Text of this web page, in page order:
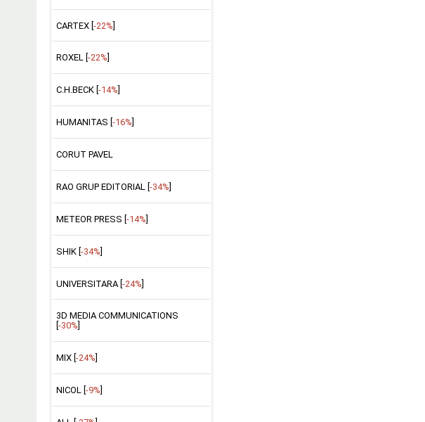
CARTEX [-22%]
ROXEL [ -22%
C.H.BECK [ -14%
HUMANITAS [ -16%
CORUT PAVEL
RAO GRUP EDITORIAL [ -34%
METEOR PRESS [ -14%
SHIK [-34%]
UNIVERSITARA [-24%]
3D MEDIA COMMUNICATIONS
-30%
MIX [ -24%
NICOL [ -9%